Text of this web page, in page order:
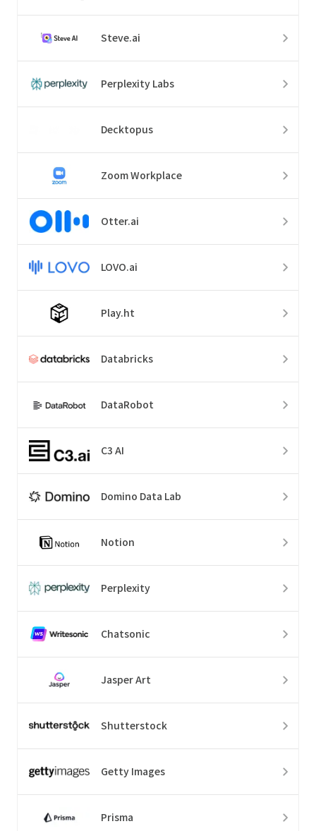
Steve.ai
Perplexity Labs
Decktopus
Zoom Workplace
Otter.ai
LOVO.ai
Play.ht
Databricks
DataRobot
C3 AI
Domino Data Lab
Notion
Perplexity
Chatsonic
Jasper Art
Shutterstock
Getty Images
Prisma